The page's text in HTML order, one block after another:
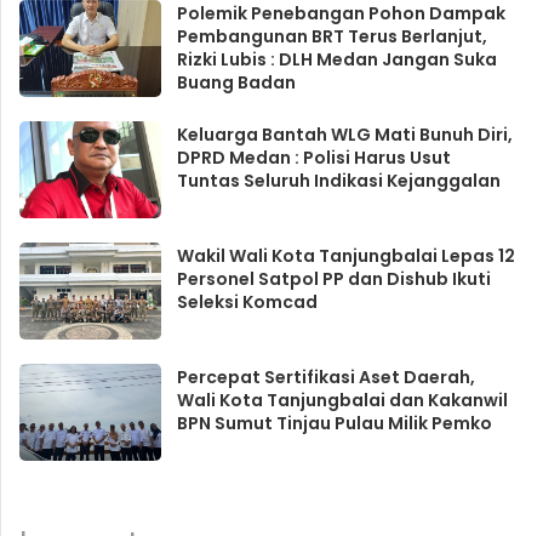
Polemik Penebangan Pohon Dampak
Pembangunan BRT Terus Berlanjut,
Rizki Lubis : DLH Medan Jangan Suka
Buang Badan
Keluarga Bantah WLG Mati Bunuh Diri,
DPRD Medan : Polisi Harus Usut
Tuntas Seluruh Indikasi Kejanggalan
Wakil Wali Kota Tanjungbalai Lepas 12
Personel Satpol PP dan Dishub Ikuti
Seleksi Komcad
Percepat Sertifikasi Aset Daerah,
Wali Kota Tanjungbalai dan Kakanwil
BPN Sumut Tinjau Pulau Milik Pemko